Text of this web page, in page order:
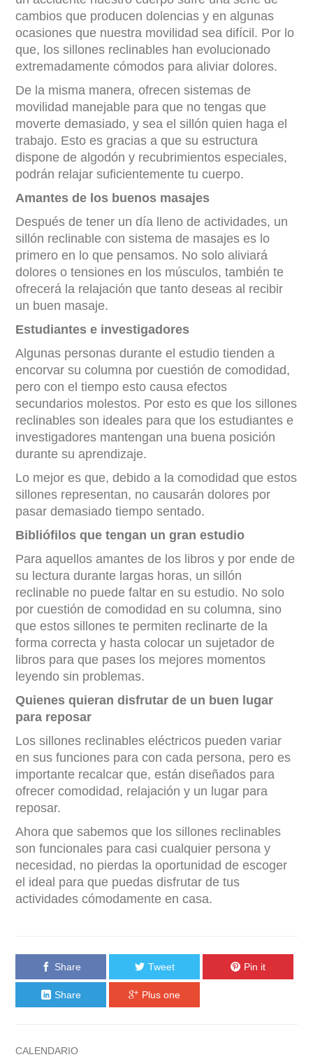
cambios que producen dolencias y en algunas
ocasiones que nuestra movilidad sea difícil. Por lo
que, los sillones reclinables han evolucionado
extremadamente cómodos para aliviar dolores.
De la misma manera, ofrecen sistemas de
movilidad manejable para que no tengas que
moverte demasiado, y sea el sillón quien haga el
trabajo. Esto es gracias a que su estructura
dispone de algodón y recubrimientos especiales,
podrán relajar suficientemente tu cuerpo.
Amantes de los buenos masajes
Después de tener un día lleno de actividades, un
sillón reclinable con sistema de masajes es lo
primero en lo que pensamos. No solo aliviará
dolores o tensiones en los músculos, también te
ofrecerá la relajación que tanto deseas al recibir
un buen masaje.
Estudiantes e investigadores
Algunas personas durante el estudio tienden a
encorvar su columna por cuestión de comodidad,
pero con el tiempo esto causa efectos
secundarios molestos. Por esto es que los sillones
reclinables son ideales para que los estudiantes e
investigadores mantengan una buena posición
durante su aprendizaje.
Lo mejor es que, debido a la comodidad que estos
sillones representan, no causarán dolores por
pasar demasiado tiempo sentado.
Bibliófilos que tengan un gran estudio
Para aquellos amantes de los libros y por ende de
su lectura durante largas horas, un sillón
reclinable no puede faltar en su estudio. No solo
por cuestión de comodidad en su columna, sino
que estos sillones te permiten reclinarte de la
forma correcta y hasta colocar un sujetador de
libros para que pases los mejores momentos
leyendo sin problemas.
Quienes quieran disfrutar de un buen lugar
para reposar
Los sillones reclinables eléctricos pueden variar
en sus funciones para con cada persona, pero es
importante recalcar que, están diseñados para
ofrecer comodidad, relajación y un lugar para
reposar.
Ahora que sabemos que los sillones reclinables
son funcionales para casi cualquier persona y
necesidad, no pierdas la oportunidad de escoger
el ideal para que puedas disfrutar de tus
actividades cómodamente en casa.
Share Tweet Pin it
Share Plus one
CALENDARIO